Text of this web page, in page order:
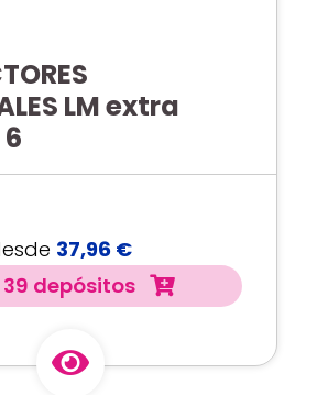
LM extra
37,96 €
39 depósitos